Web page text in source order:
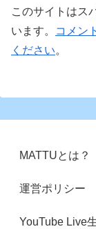
このサイトはス
います。
コメン
ください。
MATTUとは？
運営ポリシー
YouTube Live